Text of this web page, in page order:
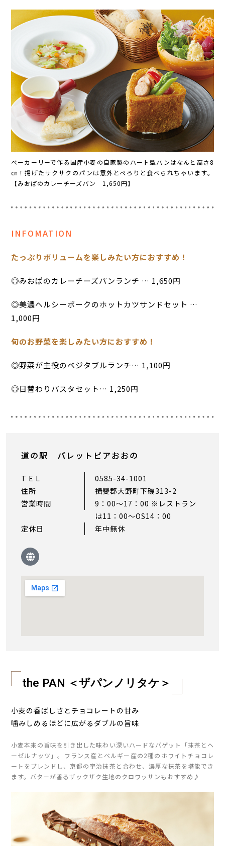
ベーカーリーで作る国産小麦の自家製のハート型パンはなんと高さ8
㎝！揚げたサクサクのパンは意外とぺろりと食べられちゃいます。
【みおぱのカレーチーズパン 1,650円】
INFOMATION
たっぷりボリュームを楽しみたい方におすすめ！
◎みおぱのカレーチーズパンランチ … 1,650円
◎美濃ヘルシーポークのホットカツサンドセット …
1,000円
旬のお野菜を楽しみたい方におすすめ！
◎野菜が主役のベジタブルランチ… 1,100円
◎日替わりパスタセット… 1,250円
道の駅 パレットピアおおの
T E L
0585-34-1001
住所
揖斐郡大野町下磯313-2
営業時間
9：00〜17：00 ※レストラン
は11：00〜OS14：00
定休日
年中無休
the PAN ＜ザパンノリタケ＞
小麦の香ばしさとチョコレートの甘み
噛みしめるほどに広がるダブルの旨味
小麦本来の旨味を引き出した味わい深いハードなバゲット「抹茶とヘ
ーゼルナッツ」。フランス産とベルギー産の2種のホワイトチョコレ
ートをブレンドし、京都の宇治抹茶と合わせ、濃厚な抹茶を堪能でき
ます。バターが香るザックザク生地のクロワッサンもおすすめ♪